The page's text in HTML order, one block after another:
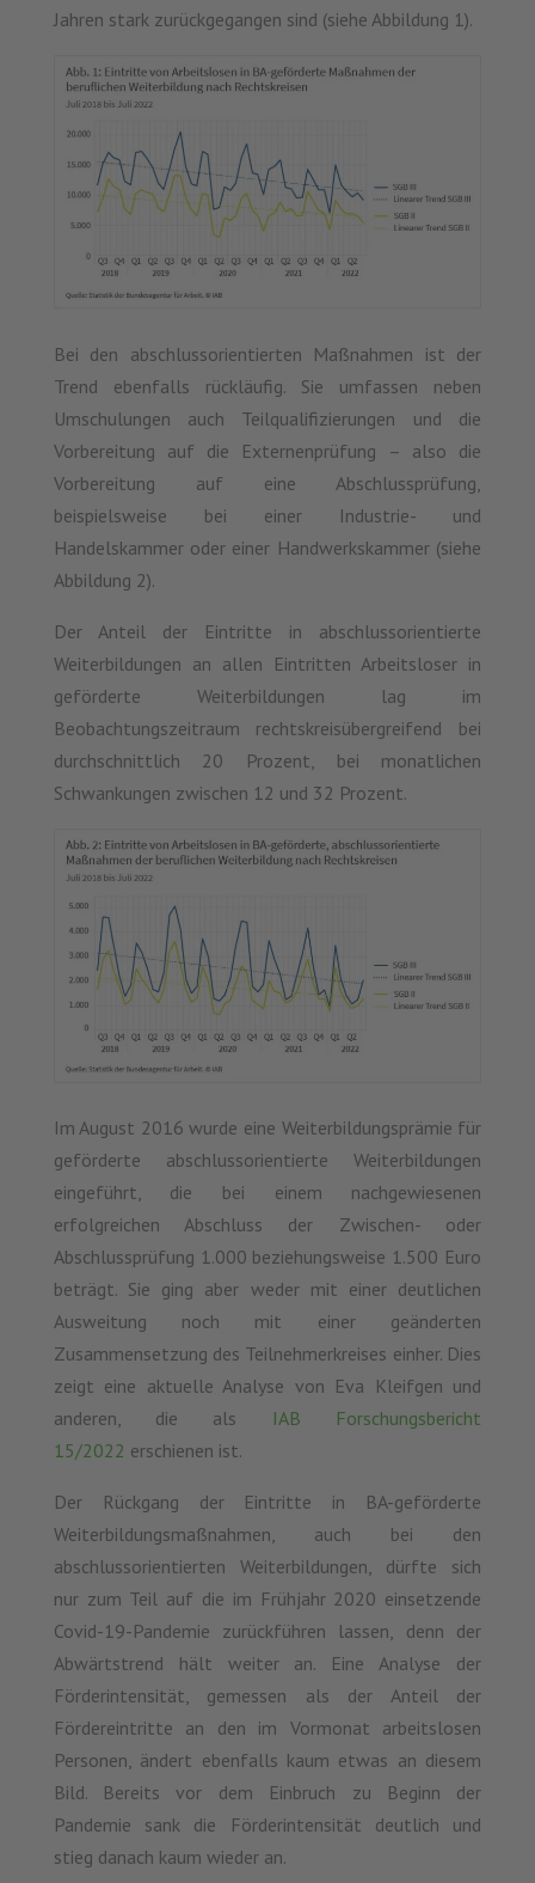
Jahren stark zurückgegangen sind (siehe Abbildung 1).
Bei den abschlussorientierten Maßnahmen ist der
Trend ebenfalls rückläufig. Sie umfassen neben
Umschulungen auch Teilqualifizierungen und die
Vorbereitung auf die Externenprüfung – also die
Vorbereitung auf eine Abschlussprüfung,
beispielsweise bei einer Industrie- und
Handelskammer oder einer Handwerkskammer (siehe
Abbildung 2).
Der Anteil der Eintritte in abschlussorientierte
Weiterbildungen an allen Eintritten Arbeitsloser in
geförderte Weiterbildungen lag im
Beobachtungszeitraum rechtskreisübergreifend bei
durchschnittlich 20 Prozent, bei monatlichen
Schwankungen zwischen 12 und 32 Prozent.
Im August 2016 wurde eine Weiterbildungsprämie für
geförderte abschlussorientierte Weiterbildungen
eingeführt, die bei einem nachgewiesenen
erfolgreichen Abschluss der Zwischen- oder
Abschlussprüfung 1.000 beziehungsweise 1.500 Euro
beträgt. Sie ging aber weder mit einer deutlichen
Ausweitung noch mit einer geänderten
Zusammensetzung des Teilnehmerkreises einher. Dies
zeigt eine aktuelle Analyse von Eva Kleifgen und
anderen, die als
IAB Forschungsbericht
15/2022 erschienen ist.
Der Rückgang der Eintritte in BA-geförderte
Weiterbildungsmaßnahmen, auch bei den
abschlussorientierten Weiterbildungen, dürfte sich
nur zum Teil auf die im Frühjahr 2020 einsetzende
Covid-19-Pandemie zurückführen lassen, denn der
Abwärtstrend hält weiter an. Eine Analyse der
Förderintensität, gemessen als der Anteil der
Fördereintritte an den im Vormonat arbeitslosen
Personen, ändert ebenfalls kaum etwas an diesem
Bild. Bereits vor dem Einbruch zu Beginn der
Pandemie sank die Förderintensität deutlich und
stieg danach kaum wieder an.